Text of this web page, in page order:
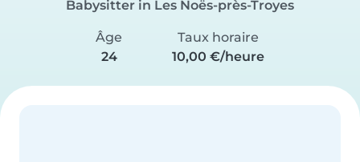
Babysitter in Les Noës-près-Troyes
Âge
24
Taux horaire
10,00 €/heure